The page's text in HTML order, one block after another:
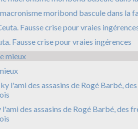
moribond bascule dans la
Fausse crise pour vraies ingérences
des assasins de Rogé Barbé, des